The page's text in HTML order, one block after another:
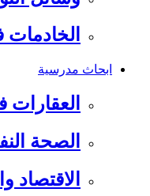
الخادمات
ابحاث مدرسية
العقارات في مصر 2025 : نصائح
الصحة النفسية الرقمية
الاقتصاد وارتفاع الأسعار